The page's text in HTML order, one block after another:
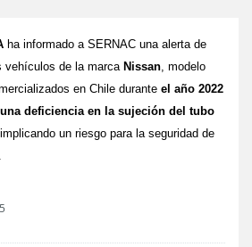
ha informado a SERNAC una alerta de
vehículos de la marca Nissan , modelo
en Chile durante el año 2022
una deficiencia en la sujeción del tubo
implicando un riesgo para la seguridad de